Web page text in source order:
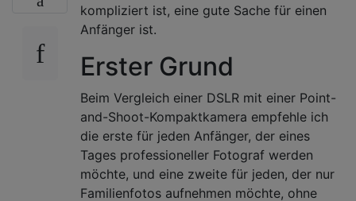
kompliziert ist, eine gute Sache für einen
Anfänger ist.
Erster Grund
Beim Vergleich einer DSLR mit einer Point-
and-Shoot-Kompaktkamera empfehle ich
die erste für jeden Anfänger, der eines
Tages professioneller Fotograf werden
möchte, und eine zweite für jeden, der nur
Familienfotos aufnehmen möchte, ohne